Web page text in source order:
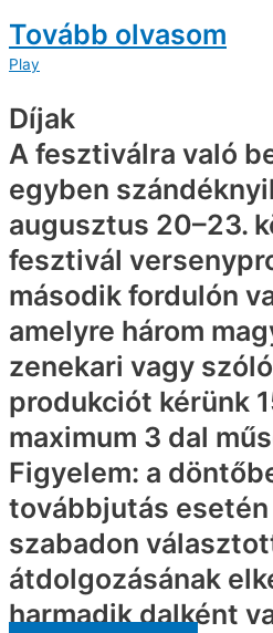
Tovább olvasom
Play
Díjak
A fesztiválra való
egyben
augusztus 20–23.
fesztivál
második fordulón
amelyre három
zenekari vagy
produkciót kérünk
maximum 3 dal
Figyelem: a
továbbjutás
szabadon
átdolgozásának
harmadik dalként